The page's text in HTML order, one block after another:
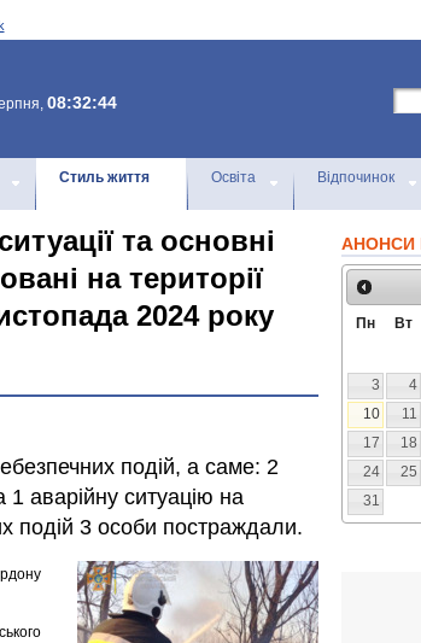
08:32:44
Стиль життя Освіта Відпочинок
та основні
на території
2024 року
подій, а саме: 2
аварійну ситуацію на
подій 3 особи постраждали.
АНОНСИ
Пн Вт
3
4
10
11
17
18
24
25
31